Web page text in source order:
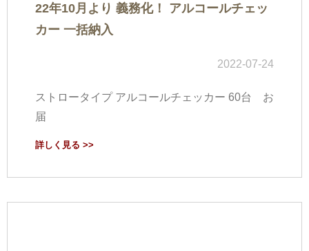
22年10月より 義務化！ アルコールチェッ
カー 一括納入
2022-07-24
ストロータイプ アルコールチェッカー 60台 お
届
詳しく見る >>